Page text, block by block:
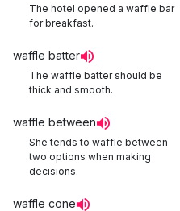
The hotel opened a waffle bar
for breakfast.
waffle batter
The waffle batter should be
thick and smooth.
waffle between
She tends to waffle between
two options when making
decisions.
waffle cone